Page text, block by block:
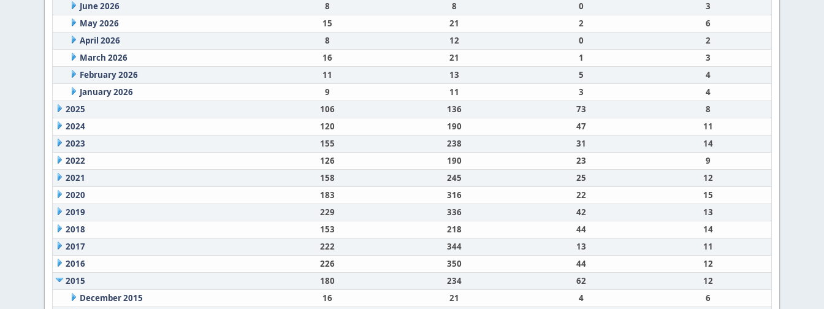
June 2026
8 8 0
3
May 2026
15 21 2
6
April 2026
8 12 0
2
March 2026
16 21 1
3
February 2026
11 13 5
4
January 2026
9 11 3
4
2025
106 136 73
8
2024
120 190 47
11
2023
155 238 31
14
2022
126 190 23
9
2021
158 245 25
12
2020
183 316 22
15
2019
229 336 42
13
2018
153 218 44
14
2017
222 344 13
11
2016
226 350 44
12
2015
180 234 62
12
December 2015
16 21 4
6